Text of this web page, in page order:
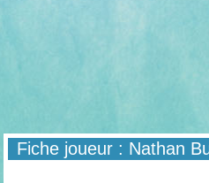
Fiche joueur : Nathan